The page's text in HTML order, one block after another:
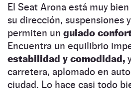
El Seat Arona está muy
su dirección, suspensiones
permiten un guiado
Encuentra un equilibrio
estabilidad y comodidad,
carretera, aplomado en
ciudad. Lo hace casi todo